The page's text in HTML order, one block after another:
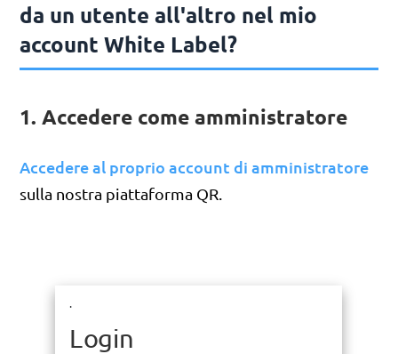
da un utente all'altro nel mio
account White Label?
1. Accedere come amministratore
Accedere al proprio account di amministratore
sulla nostra piattaforma QR.
.
Login